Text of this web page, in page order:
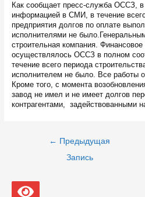
Как сообщает пресс-служба ОССЗ, в
информацией в СМИ, в течение
предприятия долгов по оплате
исполнителями не
строительная компания. Финансовое
осуществлялось ОССЗ в полном
течение всего периода
исполнителем не было. Все работы
Кроме того, с момента
завод не имел и не имеет долгов
контрагентами, задействованными
Навигация
← Предыдущая
Запись